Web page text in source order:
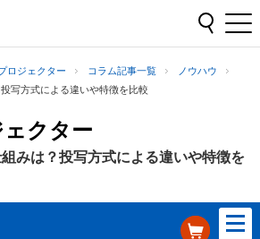
ロジェクター コラム記事一覧
ノウハウ
写方式による違いや特徴を比較
クター
みは？投写方式による違いや特徴を